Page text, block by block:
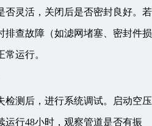
否灵活，关闭后是否密封良好。若
排查故障（如滤网堵塞、密封件损
运行。
检测后，进行系统调试。启动空压
运行48小时，观察管道是否有振